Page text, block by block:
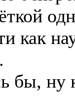
как
бы, ну